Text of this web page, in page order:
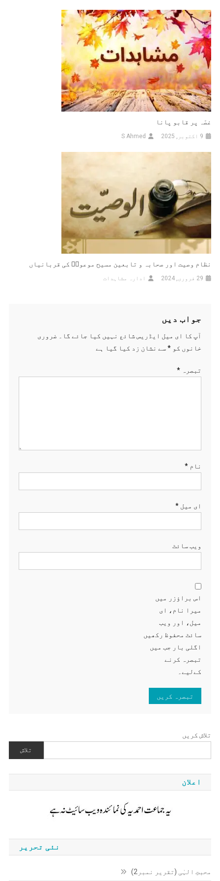
غصّہ پر قابو پانا
9 اکتوبر, 2025 S Ahmed
نظام وصیت اور صحابہ و تابعین مسیح موعودؑ کی قربانیاں
29 فروری, 2024 ادارہ مشاہدات
جواب دیں
آپ کا ای میل ایڈریس شائع نہیں کیا جائے گا۔
ضروری
خانوں کو *سے نشان زد کیا گیا ہے
تبصرہ *
نام *
ای میل *
ویب‌ سائٹ
اس براؤزر میں
میرا نام، ای
میل، اور ویب
سائٹ محفوظ رکھیں
اگلی بار جب میں
تبصرہ کرنے
کےلیے۔
تلاش کریں
تلاش
اعلان
نئی تحریر
محبتِ الہٰی (تقریر نمبر2)